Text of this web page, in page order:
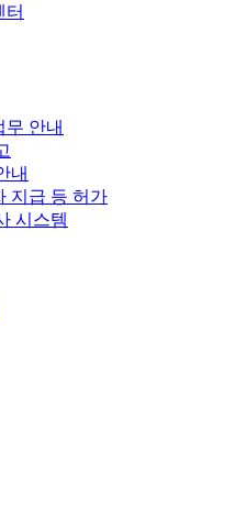
터
무 안내
내
지급 등 허가
시스템